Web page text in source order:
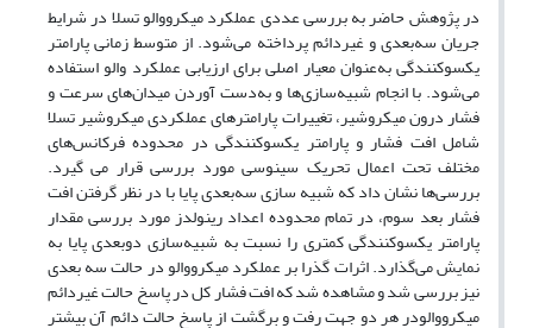
در پژوهش حاضر به بررسی عددی عملکرد میکرووالو تسلا در شرایط
جریان سه‌بعدی و غیردائم پرداخته می‌شود. از متوسط زمانی پارامتر
یکسوکنندگی به‌عنوان معیار اصلی برای ارزیابی عملکرد والو استفاده
می‌شود. با انجام شبیه‌سازی‌ها و به‌دست آوردن میدان‌های سرعت و
فشار درون میکروشیر، تغییرات پارامترهای عملکردی میکروشیر تسلا
شامل افت فشار و پارامتر یکسوکنندگی در محدوده فرکانس‌های
مختلف تحت اعمال تحریک سینوسی مورد بررسی قرار می گیرد.
بررسی‌ها نشان داد که شبیه سازی سه‌بعدی پایا با در نظر گرفتن افت
فشار بعد سوم، در تمام محدوده اعداد رینولدز مورد بررسی مقدار
پارامتر یکسوکنندگی کمتری را نسبت به شبیه‌سازی دوبعدی پایا به
نمایش می‌گذارد. اثرات گذرا بر عملکرد میکرووالو در حالت سه بعدی
نیز بررسی شد و مشاهده شد که افت فشار کل در پاسخ حالت غیردائم
میکرووالودر هر دو جهت رفت و برگشت از پاسخ حالت دائم آن بیشتر